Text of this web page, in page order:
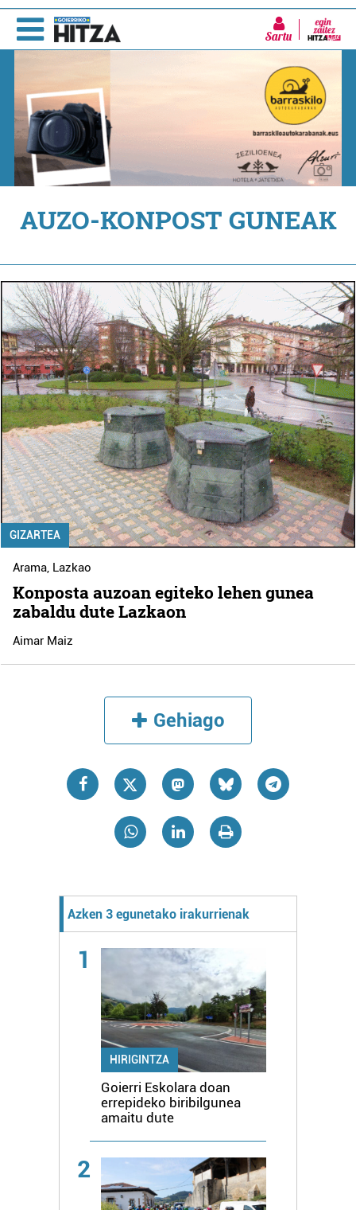
Sartu
AUZO-KONPOST GUNEAK
GIZARTEA
Arama, Lazkao
Konposta auzoan egiteko lehen gunea
zabaldu dute Lazkaon
Aimar Maiz
Gehiago
Azken 3 egunetako irakurrienak
1
HIRIGINTZA
Goierri Eskolara doan
errepideko biribilgunea
amaitu dute
2